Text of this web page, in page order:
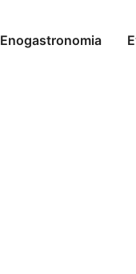
Enogastronomia